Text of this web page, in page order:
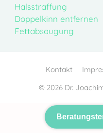
Halsstraffung
Doppelkinn entfernen
Fettabsaugung
Kontakt
© 2026 Dr.